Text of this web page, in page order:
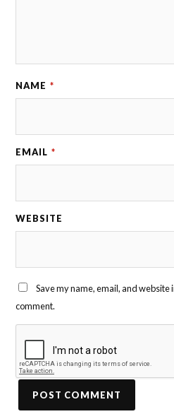
NAME *
EMAIL *
WEBSITE
Save my name, email, and
comment.